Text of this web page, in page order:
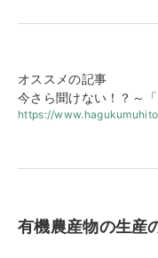
オススメの記事
今さら聞けない！？～
https://
有機農産物の生産